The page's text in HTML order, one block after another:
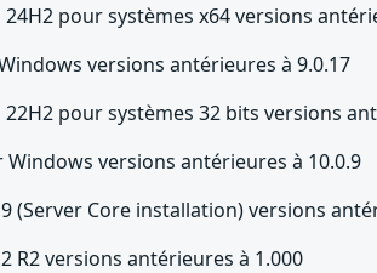
pour systèmes x64 versions
versions antérieures à 9.0.17
pour systèmes 32 bits versions
Windows versions antérieures à 10.0.9
(Server Core installation) versions
R2 versions antérieures à 1.000